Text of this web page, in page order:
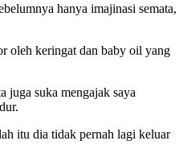
hanya imajinasi semata,
oleh keringat dan baby oil yang
juga suka mengajak saya
itu dia tidak pernah lagi keluar